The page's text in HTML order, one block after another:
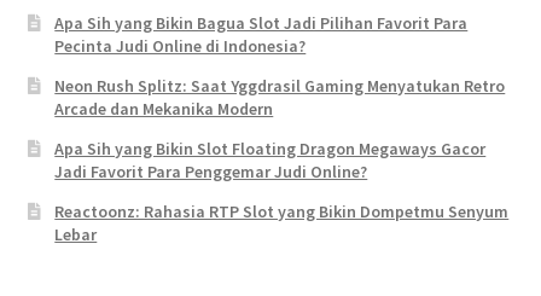
Apa Sih yang Bikin Bagua Slot Jadi Pilihan Favorit Para
Pecinta Judi Online di Indonesia?
Neon Rush Splitz: Saat Yggdrasil Gaming Menyatukan Retro
Arcade dan Mekanika Modern
Apa Sih yang Bikin Slot Floating Dragon Megaways Gacor
Jadi Favorit Para Penggemar Judi Online?
Reactoonz: Rahasia RTP Slot yang Bikin Dompetmu Senyum
Lebar